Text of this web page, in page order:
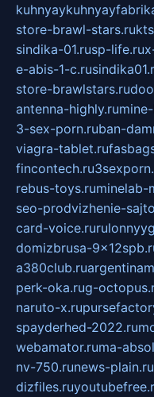
store-brawl-stars.ru
sindika-01.rusp-life.ru
e-abis-1-c.ru
store-brawlstars.ru
antenna-highly.ru
3-sex-porn.ruban-
viagra-tablet.ru
fincontech.ru
rebus-toys.ruminelab-
seo-prodvizhenie-
card-voice.ru
domizbrusa-
a380club.ru
perk-oka.rug-
naruto-x.ru
spayderhed-2022.ru
webamator.ruma-
nv-750.runews-plain.ru
dizfiles.ru